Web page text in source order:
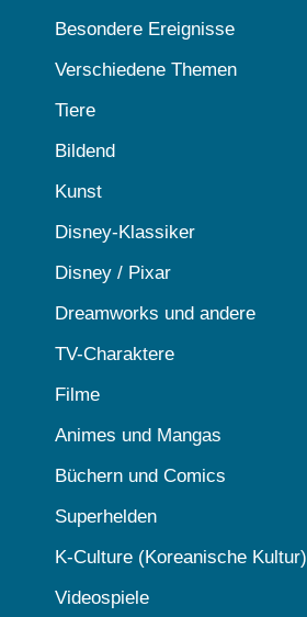
Besondere Ereignisse
Verschiedene Themen
Tiere
Bildend
Kunst
Disney-Klassiker
Disney / Pixar
Dreamworks und andere
TV-Charaktere
Filme
Animes und Mangas
Büchern und Comics
Superhelden
K-Culture (Koreanische Kultur)
Videospiele